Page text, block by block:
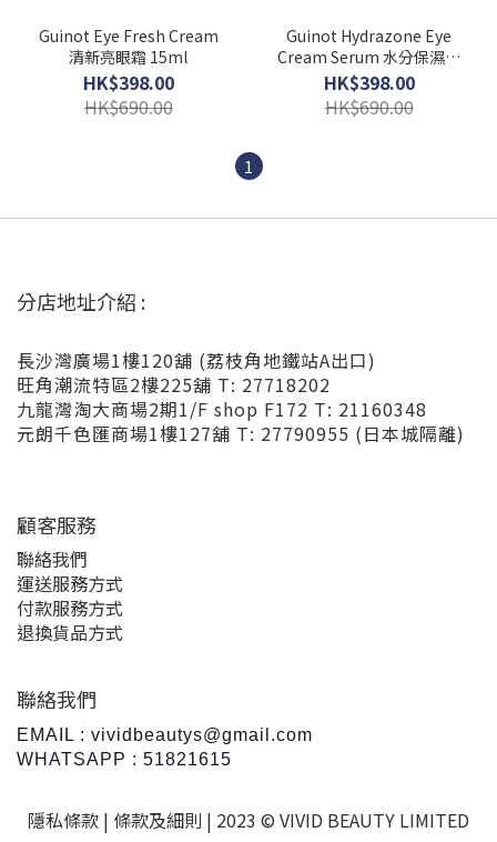
Guinot Eye Fresh Cream
清新亮眼霜 15ml
HK$398.00
HK$690.00
Guinot Hydrazone Eye
Cream Serum 水分保濕眼
霜 15ml
HK$398.00
HK$690.00
1
分店地址介紹 :
長沙灣廣場1樓120舖 (荔枝角地鐵站A出口)
旺角潮流特區2樓225舖 T: 27718202
九龍灣淘大商場2期1/F shop F172 T: 21160348
元朗千色匯商場1樓127舖 T: 27790955 (日本城隔離)
顧客服務
聯絡我們
運送服務方式
付款服務方式
退換貨品方式
聯絡我們
EMAIL : vividbeautys@gmail.com
WHATSAPP : 51821615
隱私條款 | 條款及細則 | 2023 © VIVID BEAUTY LIMITED